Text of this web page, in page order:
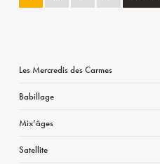
Les Mercredis des Carmes
Babillage
Mix’âges
Satellite